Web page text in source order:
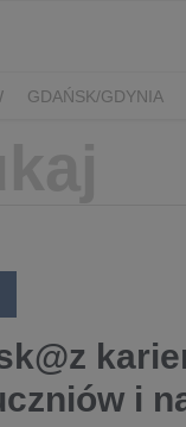
GDAŃSK/GDYNIA
i